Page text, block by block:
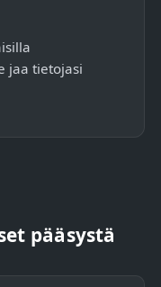
jaa tietojasi
pääsystä